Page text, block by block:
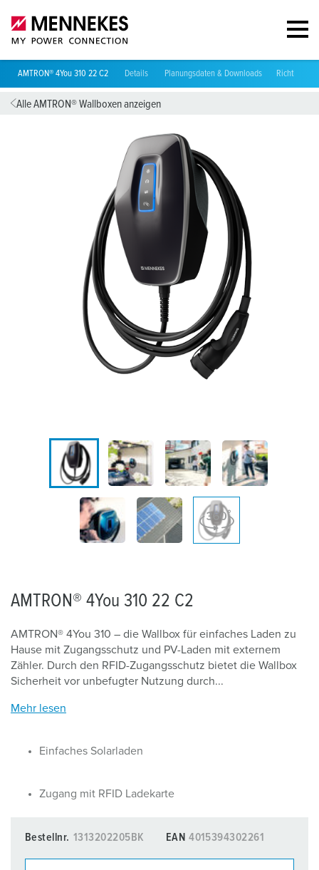
AMTRON® 4You 310 22 C2 Details Planungsdaten & Downloads Richtlinien
Alle AMTRON® Wallboxen anzeigen
AMTRON® 4You 310 22 C2
AMTRON® 4You 310 – die Wallbox für einfaches Laden zu
Hause mit Zugangsschutz und PV-Laden mit externem
Zähler. Durch den RFID-Zugangsschutz bietet die Wallbox
Sicherheit vor unbefugter Nutzung durch...
Mehr lesen
Einfaches Solarladen
Zugang mit RFID Ladekarte
Bestellnr. 1313202205BK EAN 4015394302261